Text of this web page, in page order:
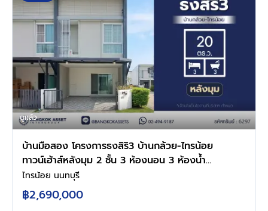
ดูแล้ว
บ้านมือสอง โครงการธงสิริ3 บ้านกล้วย-ไทรน้อย
ทาวน์เฮ้าส์หลังมุม 2 ชั้น 3 ห้องนอน 3 ห้องน้ำ
จอดรถ 2 คัน พื้นที่ใช้สอยกว้าง ทำเลไทรน้อย
นนทบุรี ติดถนนบ้านกล้วย-ไทรน้อย เดินทางสะดวก
ใกล้โรงพยาบาลและโรงเรียน
ไทรน้อย นนทบุรี
฿2,690,000